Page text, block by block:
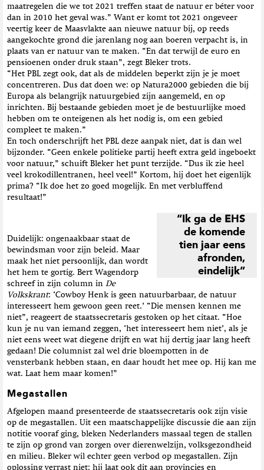
maatregelen die we tot 2021 treffen staat de natuur er béter voor
dan in 2010 het geval was.” Want er komt tot 2021 ongeveer
veertig keer de Maasvlakte aan nieuwe natuur bij, op reeds
aangekochte grond die jarenlang nog aan boeren verpacht is, in
plaats van er natuur van te maken. “En dat terwijl de euro en
pensioenen onder druk staan”, zegt Bleker trots.
“Het PBL zegt ook, dat als de middelen beperkt zijn je je moet
concentreren. Dus dat doen we: op Natura2000 gebieden die bij
Europa als belangrijk natuurgebied zijn aangemeld, en op
inrichten. Bij bestaande gebieden moet je de bestuurlijke moed
hebben om te onteigenen als het nodig is, om een gebied
compleet te maken.”
En toch onderschrijft het PBL deze aanpak niet, dat is dan wel
bijzonder. “Geen enkele politieke partij heeft extra geld ingeboekt
voor natuur,” schuift Bleker het punt terzijde. “Dus ik zie heel
veel krokodillentranen, heel veel!” Kortom, hij doet het eigenlijk
prima? “Ik doe het zo goed mogelijk. En met verbluffend
resultaat!”
“Ik ga de EHS
de komende
tien jaar eens
afronden,
eindelijk”
Duidelijk: ongenaakbaar staat de
bewindsman voor zijn beleid. Maar
maak het niet persoonlijk, dan wordt
het hem te gortig. Bert Wagendorp
schreef in zijn column in De
Volkskrant: ‘Cowboy Henk is geen natuurbarbaar, de natuur
interesseert hem gewoon geen reet.’ “Die mensen kennen me
niet”, reageert de staatssecretaris gestoken op het citaat. “Hoe
kun je nu van iemand zeggen, ‘het interesseert hem niet’, als je
niet eens weet wat diegene drijft en wat hij dertig jaar lang heeft
gedaan! Die columnist zal wel drie bloempotten in de
vensterbank hebben staan, en daar houdt het mee op. Hij kan me
wat. Laat hem maar komen!”
Megastallen
Afgelopen maand presenteerde de staatssecretaris ook zijn visie
op de megastallen. Uit een maatschappelijke discussie die aan zijn
notitie vooraf ging, bleken Nederlanders massaal tegen de stallen
te zijn op grond van zorgen over dierenwelzijn, volksgezondheid
en milieu. Bleker wil echter geen verbod op megastallen. Zijn
oplossing verrast niet: hij laat ook dit aan provincies en